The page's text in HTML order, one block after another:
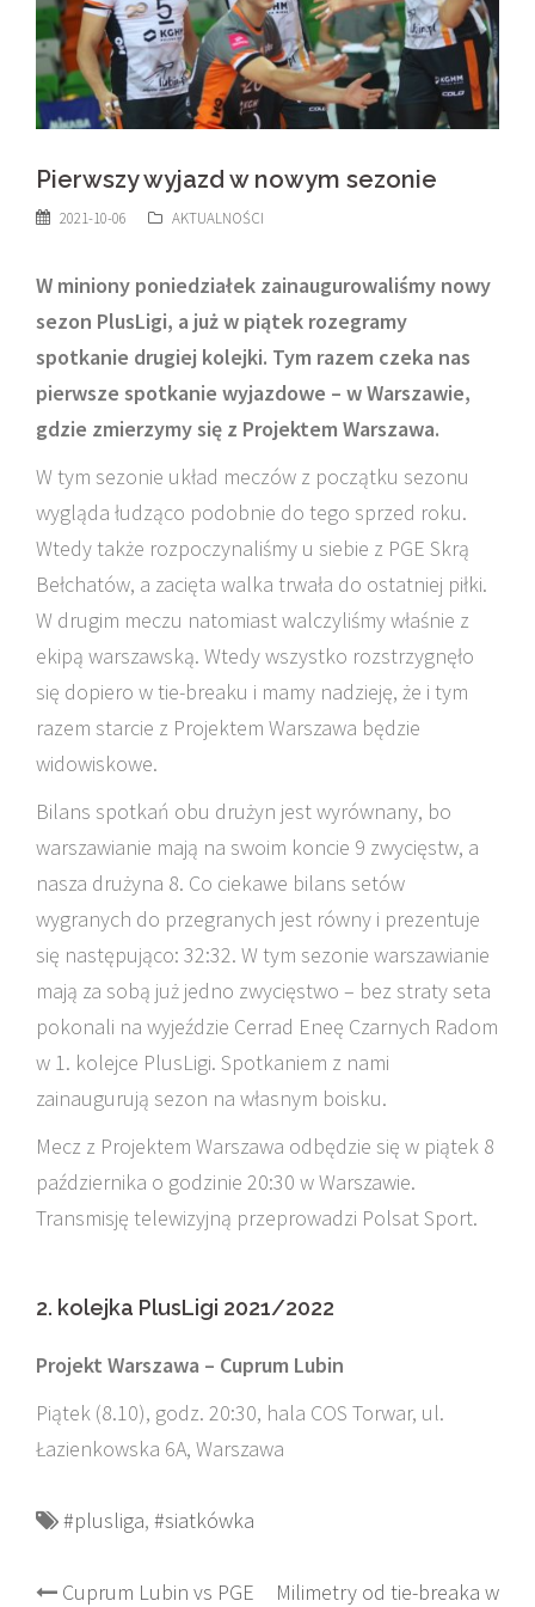
Pierwszy wyjazd w nowym sezonie
2021-10-06 AKTUALNOŚCI
W miniony poniedziałek zainaugurowaliśmy nowy
sezon PlusLigi, a już w piątek rozegramy
spotkanie drugiej kolejki. Tym razem czeka nas
pierwsze spotkanie wyjazdowe – w Warszawie,
gdzie zmierzymy się z Projektem Warszawa.
W tym sezonie układ meczów z początku sezonu
wygląda łudząco podobnie do tego sprzed roku.
Wtedy także rozpoczynaliśmy u siebie z PGE Skrą
Bełchatów, a zacięta walka trwała do ostatniej piłki.
W drugim meczu natomiast walczyliśmy właśnie z
ekipą warszawską. Wtedy wszystko rozstrzygnęło
się dopiero w tie-breaku i mamy nadzieję, że i tym
razem starcie z Projektem Warszawa będzie
widowiskowe.
Bilans spotkań obu drużyn jest wyrównany, bo
warszawianie mają na swoim koncie 9 zwycięstw, a
nasza drużyna 8. Co ciekawe bilans setów
wygranych do przegranych jest równy i prezentuje
się następująco: 32:32. W tym sezonie warszawianie
mają za sobą już jedno zwycięstwo – bez straty seta
pokonali na wyjeździe Cerrad Eneę Czarnych Radom
w 1. kolejce PlusLigi. Spotkaniem z nami
zainaugurują sezon na własnym boisku.
Mecz z Projektem Warszawa odbędzie się w piątek 8
października o godzinie 20:30 w Warszawie.
Transmisję telewizyjną przeprowadzi Polsat Sport.
2. kolejka PlusLigi 2021/2022
Projekt Warszawa – Cuprum Lubin
Piątek (8.10), godz. 20:30, hala COS Torwar, ul.
Łazienkowska 6A, Warszawa
#plusliga, #siatkówka
Post
Cuprum Lubin vs PGE Milimetry od tie-breaka w